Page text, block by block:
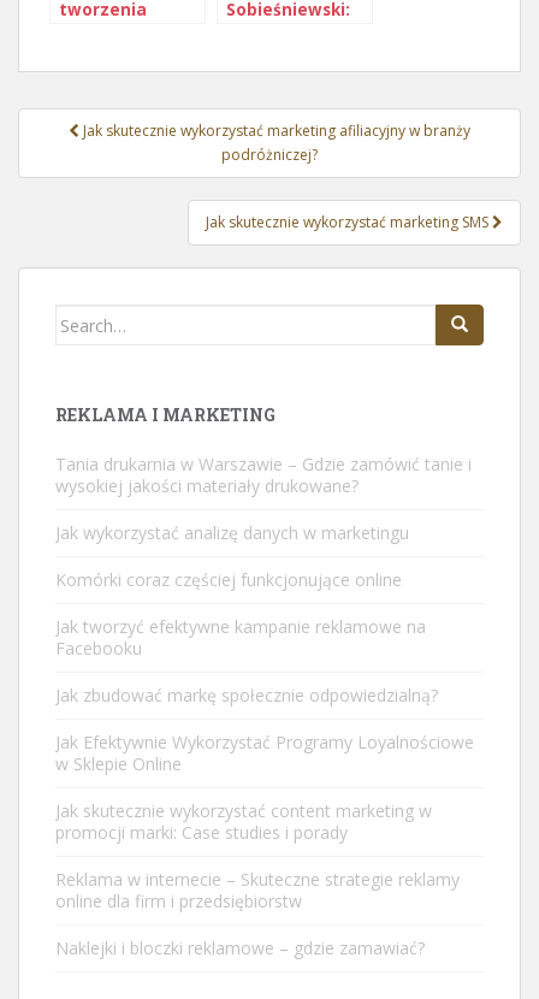
tworzenia
tekstowych: Jak
działania
Sobieśniewski:
znanego
Nawigacja
Jak skutecznie wykorzystać marketing afiliacyjny w branży
podróżniczej?
Jak skutecznie wykorzystać marketing SMS
Search
REKLAMA I MARKETING
Tania drukarnia w Warszawie – Gdzie zamówić tanie i
wysokiej jakości materiały drukowane?
Jak wykorzystać analizę danych w marketingu
Komórki coraz częściej funkcjonujące online
Jak tworzyć efektywne kampanie reklamowe na
Facebooku
Jak zbudować markę społecznie odpowiedzialną?
Jak Efektywnie Wykorzystać Programy Loyalnościowe
w Sklepie Online
Jak skutecznie wykorzystać content marketing w
promocji marki: Case studies i porady
Reklama w internecie – Skuteczne strategie reklamy
online dla firm i przedsiębiorstw
Naklejki i bloczki reklamowe – gdzie zamawiać?